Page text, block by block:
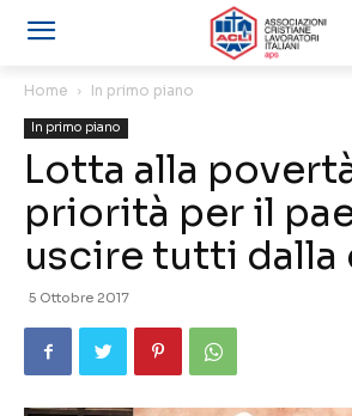
Home In primo piano
In primo piano
Lotta alla
priorità per il
uscire tutti dalla
5 Ottobre 2017